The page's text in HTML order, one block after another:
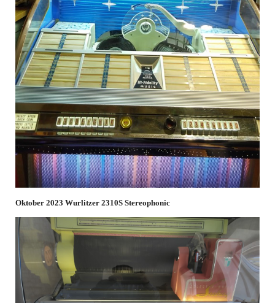
Oktober 2023 Wurlitzer 2310S Stereophonic